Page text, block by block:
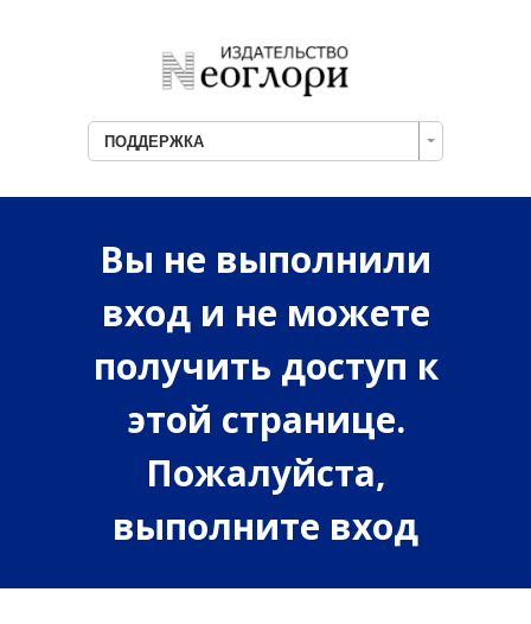
ПОДДЕРЖКА
Вы не выполнили
вход и не можете
получить доступ к
этой странице.
Пожалуйста,
выполните вход